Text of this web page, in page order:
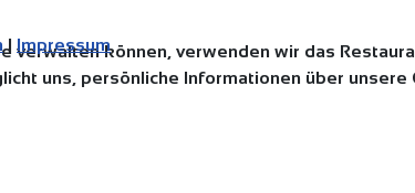
können, verwenden wir das
uns, persönliche Informationen über unsere
| Impressum